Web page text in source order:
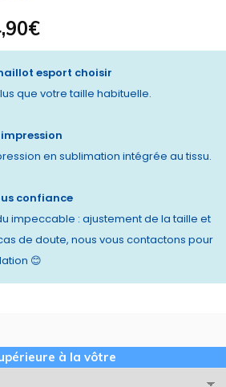
€
esport choisir
que votre taille habituelle.
en sublimation intégrée au tissu.
confiance
impeccable : ajustement de la taille et
de doute, nous vous contactons pour
😊
à la vôtre